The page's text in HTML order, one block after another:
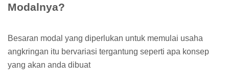
Modalnya?
Besaran modal yang diperlukan untuk memulai usaha
angkringan itu bervariasi tergantung seperti apa konsep
yang akan anda dibuat